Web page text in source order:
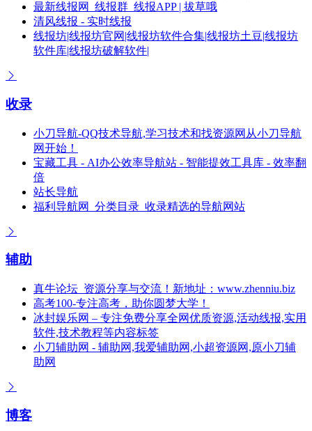
最新线报网_线报群_线报APP | 拔草哦
清风线报 - 实时线报
线报坊|线报坊官网|线报坊软件合集|线报坊土豆|线报坊
软件库|线报坊破解软件|
收录
小刀导航-QQ技术导航,学习技术和找资源网从小刀导航
网开始！
宝藏工具 - AI办公效率导航站 - 智能提效工具库 - 效率翻
倍
站长导航
福利导航网_分类目录_收录精选的导航网站
辅助
真牛论坛_资源分享与交流！新地址：www.zhenniu.biz
高考100-专注高考，助你圆梦大学！
冰封娱乐网 – 专注免费分享全网优质资源,活动线报,实用
软件,技术教程等内容标签
小刀辅助网 - 辅助网,我爱辅助网,小超资源网,原小刀辅
助网
博客